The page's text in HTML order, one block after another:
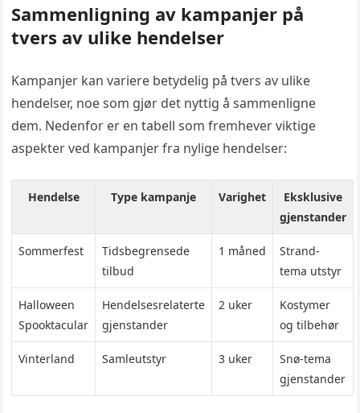
Sammenligning av kampanjer på
tvers av ulike hendelser
Kampanjer kan variere betydelig på tvers av ulike
hendelser, noe som gjør det nyttig å sammenligne
dem. Nedenfor er en tabell som fremhever viktige
aspekter ved kampanjer fra nylige hendelser:
Hendelse Type kampanje Varighet
Eksklusive
gjenstander
Sommerfest
Tidsbegrensede
tilbud
1 måned
Strand-
tema utstyr
Halloween
Spooktacular
Hendelsesrelaterte
gjenstander
2 uker
Kostymer
og tilbehør
Vinterland Samleutstyr 3 uker
Snø-tema
gjenstander